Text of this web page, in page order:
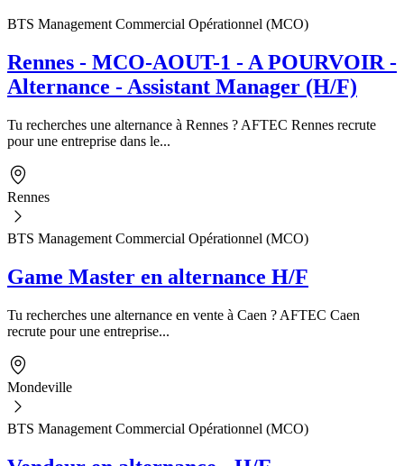
BTS Management Commercial Opérationnel (MCO)
Rennes - MCO-AOUT-1 - A POURVOIR -
Alternance - Assistant Manager (H/F)
Tu recherches une alternance à Rennes ? AFTEC Rennes recrute
pour une entreprise dans le...
Rennes
BTS Management Commercial Opérationnel (MCO)
Game Master en alternance H/F
Tu recherches une alternance en vente à Caen ? AFTEC Caen
recrute pour une entreprise...
Mondeville
BTS Management Commercial Opérationnel (MCO)